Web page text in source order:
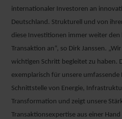
internationaler Investoren an
Deutschland. Strukturell und von
diese Investitionen immer weiter den
Transaktion an“, so Dirk Janssen.
wichtigen Schritt begleitet zu haben.
exemplarisch für unsere
Schnittstelle von Energie,
Transformation und zeigt unsere
Transaktionsexpertise aus einer